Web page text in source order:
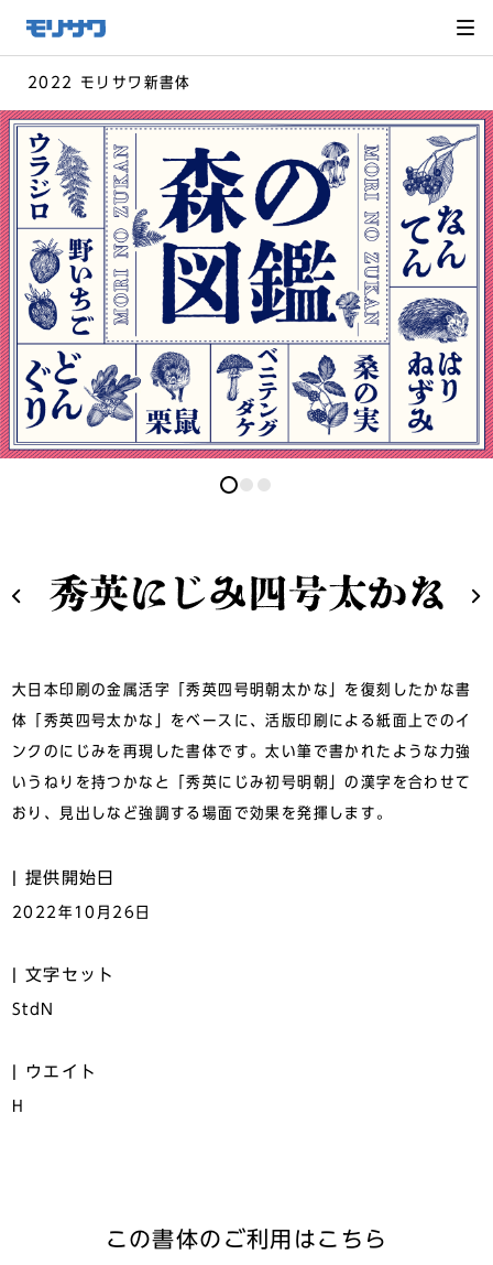
メ
ニュー
飛ばし
へ移動
2022 モリサワ新書体
0 0
大日本印刷の金属活字「秀英四号明朝太かな」を復刻したかな書
体「秀英四号太かな」をベースに、活版印刷による紙面上でのイ
ンクのにじみを再現した書体です。太い筆で書かれたような力強
いうねりを持つかなと「秀英にじみ初号明朝」の漢字を合わせて
おり、見出しなど強調する場面で効果を発揮します。
提供開始日
2022年10月26日
文字セット
StdN
ウエイト
H
この書体のご利用はこちら